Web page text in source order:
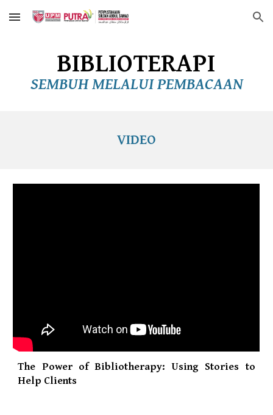
Skip to main content Skip to navigation
BIBLIOTERAPI
SEMBUH MELALUI PEMBACAAN
VIDEO
The Power of Bibliotherapy: Using Stories to
Help Clients